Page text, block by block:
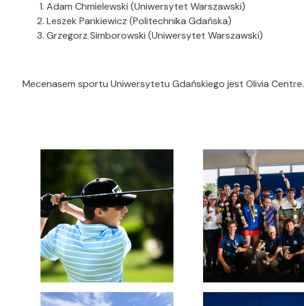
Adam Chmielewski (Uniwersytet Warszawski)
Leszek Pankiewicz (Politechnika Gdańska)
Grzegorz Simborowski (Uniwersytet Warszawski)
Mecenasem sportu Uniwersytetu Gdańskiego jest Olivia Centre.